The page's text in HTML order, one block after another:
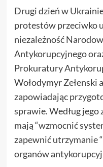
Drugi dzień w
protestów przeciwko
niezależność
Antykorupcyjnego
Prokuratury
Wołodymyr Zełenski
zapowiadając
sprawie. Według
mają “wzmocnić
zapewnić utrzymanie
organów